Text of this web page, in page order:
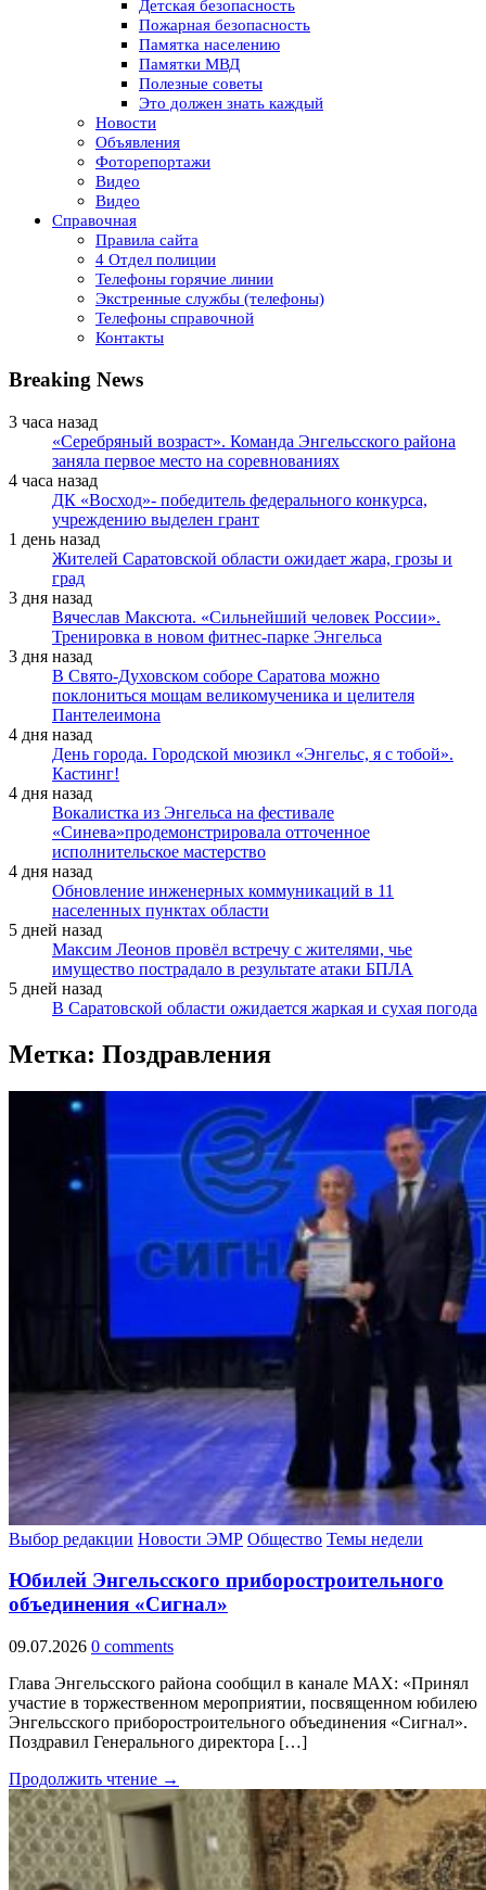
Детская безопасность
Пожарная безопасность
Памятка населению
Памятки МВД
Полезные советы
Это должен знать каждый
Новости
Объявления
Фоторепортажи
Видео
Видео
Справочная
Правила сайта
4 Отдел полиции
Телефоны горячие линии
Экстренные службы (телефоны)
Телефоны справочной
Контакты
Breaking News
3 часа назад
«Серебряный возраст». Команда Энгельсского района
заняла первое место на соревнованиях
4 часа назад
ДК «Восход»- победитель федерального конкурса,
учреждению выделен грант
1 день назад
Жителей Саратовской области ожидает жара, грозы и
град
3 дня назад
Вячеслав Максюта. «Сильнейший человек России».
Тренировка в новом фитнес-парке Энгельса
3 дня назад
В Свято-Духовском соборе Саратова можно
поклониться мощам великомученика и целителя
Пантелеимона
4 дня назад
День города. Городской мюзикл «Энгельс, я с тобой».
Кастинг!
4 дня назад
Вокалистка из Энгельса на фестивале
«Синева»продемонстрировала отточенное
исполнительское мастерство
4 дня назад
Обновление инженерных коммуникаций в 11
населенных пунктах области
5 дней назад
Максим Леонов провёл встречу с жителями, чье
имущество пострадало в результате атаки БПЛА
5 дней назад
В Саратовской области ожидается жаркая и сухая погода
Метка: Поздравления
Выбор редакции Новости ЭМР Общество Темы недели
Юбилей Энгельсского приборостроительного
объединения «Сигнал»
09.07.2026 0 comments
Глава Энгельсского района сообщил в канале МАХ: «Принял
участие в торжественном мероприятии, посвященном юбилею
Энгельсского приборостроительного объединения «Сигнал».
Поздравил Генерального директора […]
Продолжить чтение →